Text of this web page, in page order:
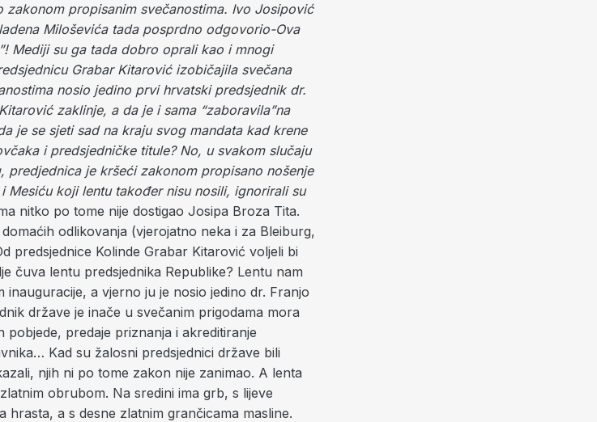
zakonom propisanim svečanostima. Ivo Josipović
Miloševića tada posprdno odgovorio-Ova
Mediji su ga tada dobro oprali kao i mnogi
Grabar Kitarović izobičajila svečana
nosio jedino prvi hrvatski predsjednik dr.
zaklinje, a da je i sama “zaboravila”na
je se sjeti sad na kraju svog mandata kad krene
i predsjedničke titule? No, u svakom slučaju
predjednica je kršeći zakonom propisano nošenje
koji lentu također nisu nosili, ignorirali su
nitko po tome nije dostigao Josipa Broza Tita.
odlikovanja (vjerojatno neka i za Bleiburg,
predsjednice Kolinde Grabar Kitarović voljeli bi
čuva lentu predsjednika Republike? Lentu nam
inauguracije, a vjerno ju je nosio jedino dr. Franjo
države je inače u svečanim prigodama mora
predaje priznanja i akreditiranje
Kad su žalosni predsjednici države bili
njih ni po tome zakon nije zanimao. A lenta
obrubom. Na sredini ima grb, s lijeve
hrasta, a s desne zlatnim grančicama masline.